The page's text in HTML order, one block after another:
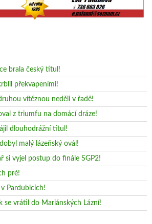
brala český titul!
překvapeními!
vítěznou neděli v řadě!
z triumfu na domácí dráze!
dlouhodrážní titul!
malý lázeňský ovál!
si vyjel postup do finále SGP2!
pré!
Pardubicích!
se vrátil do Mariánských Lázní!